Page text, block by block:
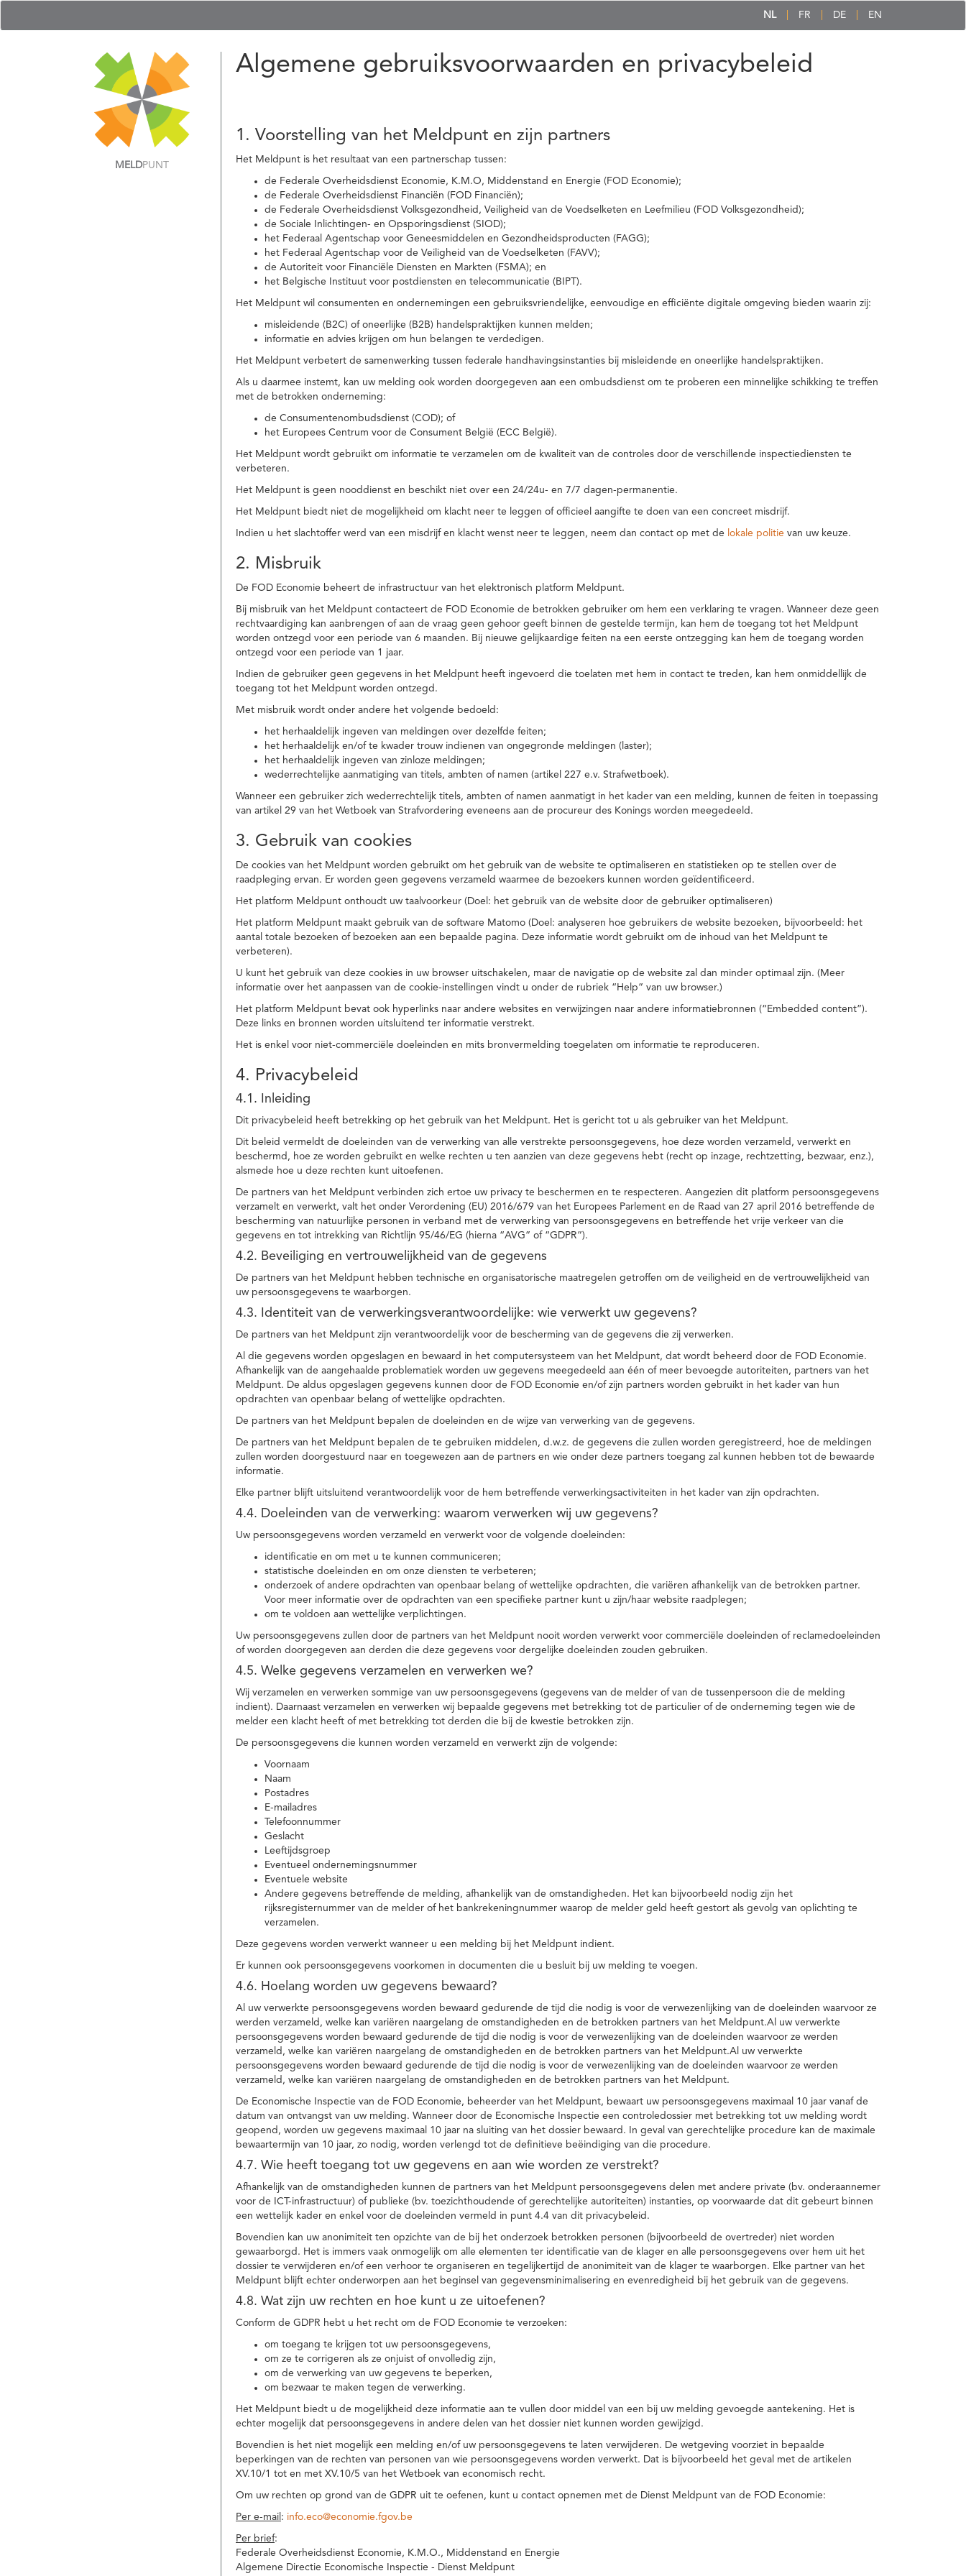
NL FR DE EN
MELDPUNT
Algemene gebruiksvoorwaarden en privacybeleid
1. Voorstelling van het Meldpunt en zijn partners
Het Meldpunt is het resultaat van een partnerschap tussen:
de Federale Overheidsdienst Economie, K.M.O, Middenstand en Energie (FOD Economie);
de Federale Overheidsdienst Financiën (FOD Financiën);
de Federale Overheidsdienst Volksgezondheid, Veiligheid van de Voedselketen en Leefmilieu (FOD Volksgezondheid);
de Sociale Inlichtingen- en Opsporingsdienst (SIOD);
het Federaal Agentschap voor Geneesmiddelen en Gezondheidsproducten (FAGG);
het Federaal Agentschap voor de Veiligheid van de Voedselketen (FAVV);
de Autoriteit voor Financiële Diensten en Markten (FSMA); en
het Belgische Instituut voor postdiensten en telecommunicatie (BIPT).
Het Meldpunt wil consumenten en ondernemingen een gebruiksvriendelijke, eenvoudige en efficiënte digitale omgeving bieden waarin zij:
misleidende (B2C) of oneerlijke (B2B) handelspraktijken kunnen melden;
informatie en advies krijgen om hun belangen te verdedigen.
Het Meldpunt verbetert de samenwerking tussen federale handhavingsinstanties bij misleidende en oneerlijke handelspraktijken.
Als u daarmee instemt, kan uw melding ook worden doorgegeven aan een ombudsdienst om te proberen een minnelijke schikking te treffen
met de betrokken onderneming:
de Consumentenombudsdienst (COD); of
het Europees Centrum voor de Consument België (ECC België).
Het Meldpunt wordt gebruikt om informatie te verzamelen om de kwaliteit van de controles door de verschillende inspectiediensten te
verbeteren.
Het Meldpunt is geen nooddienst en beschikt niet over een 24/24u- en 7/7 dagen-permanentie.
Het Meldpunt biedt niet de mogelijkheid om klacht neer te leggen of officieel aangifte te doen van een concreet misdrijf.
Indien u het slachtoffer werd van een misdrijf en klacht wenst neer te leggen, neem dan contact op met de lokale politie van uw keuze.
2. Misbruik
De FOD Economie beheert de infrastructuur van het elektronisch platform Meldpunt.
Bij misbruik van het Meldpunt contacteert de FOD Economie de betrokken gebruiker om hem een verklaring te vragen. Wanneer deze geen
rechtvaardiging kan aanbrengen of aan de vraag geen gehoor geeft binnen de gestelde termijn, kan hem de toegang tot het Meldpunt
worden ontzegd voor een periode van 6 maanden. Bij nieuwe gelijkaardige feiten na een eerste ontzegging kan hem de toegang worden
ontzegd voor een periode van 1 jaar.
Indien de gebruiker geen gegevens in het Meldpunt heeft ingevoerd die toelaten met hem in contact te treden, kan hem onmiddellijk de
toegang tot het Meldpunt worden ontzegd.
Met misbruik wordt onder andere het volgende bedoeld:
het herhaaldelijk ingeven van meldingen over dezelfde feiten;
het herhaaldelijk en/of te kwader trouw indienen van ongegronde meldingen (laster);
het herhaaldelijk ingeven van zinloze meldingen;
wederrechtelijke aanmatiging van titels, ambten of namen (artikel 227 e.v. Strafwetboek).
Wanneer een gebruiker zich wederrechtelijk titels, ambten of namen aanmatigt in het kader van een melding, kunnen de feiten in toepassing
van artikel 29 van het Wetboek van Strafvordering eveneens aan de procureur des Konings worden meegedeeld.
3. Gebruik van cookies
De cookies van het Meldpunt worden gebruikt om het gebruik van de website te optimaliseren en statistieken op te stellen over de
raadpleging ervan. Er worden geen gegevens verzameld waarmee de bezoekers kunnen worden geïdentificeerd.
Het platform Meldpunt onthoudt uw taalvoorkeur (Doel: het gebruik van de website door de gebruiker optimaliseren)
Het platform Meldpunt maakt gebruik van de software Matomo (Doel: analyseren hoe gebruikers de website bezoeken, bijvoorbeeld: het
aantal totale bezoeken of bezoeken aan een bepaalde pagina. Deze informatie wordt gebruikt om de inhoud van het Meldpunt te
verbeteren).
U kunt het gebruik van deze cookies in uw browser uitschakelen, maar de navigatie op de website zal dan minder optimaal zijn. (Meer
informatie over het aanpassen van de cookie-instellingen vindt u onder de rubriek “Help” van uw browser.)
Het platform Meldpunt bevat ook hyperlinks naar andere websites en verwijzingen naar andere informatiebronnen (“Embedded content”).
Deze links en bronnen worden uitsluitend ter informatie verstrekt.
Het is enkel voor niet-commerciële doeleinden en mits bronvermelding toegelaten om informatie te reproduceren.
4. Privacybeleid
4.1. Inleiding
Dit privacybeleid heeft betrekking op het gebruik van het Meldpunt. Het is gericht tot u als gebruiker van het Meldpunt.
Dit beleid vermeldt de doeleinden van de verwerking van alle verstrekte persoonsgegevens, hoe deze worden verzameld, verwerkt en
beschermd, hoe ze worden gebruikt en welke rechten u ten aanzien van deze gegevens hebt (recht op inzage, rechtzetting, bezwaar, enz.),
alsmede hoe u deze rechten kunt uitoefenen.
De partners van het Meldpunt verbinden zich ertoe uw privacy te beschermen en te respecteren. Aangezien dit platform persoonsgegevens
verzamelt en verwerkt, valt het onder Verordening (EU) 2016/679 van het Europees Parlement en de Raad van 27 april 2016 betreffende de
bescherming van natuurlijke personen in verband met de verwerking van persoonsgegevens en betreffende het vrije verkeer van die
gegevens en tot intrekking van Richtlijn 95/46/EG (hierna “AVG” of “GDPR”).
4.2. Beveiliging en vertrouwelijkheid van de gegevens
De partners van het Meldpunt hebben technische en organisatorische maatregelen getroffen om de veiligheid en de vertrouwelijkheid van
uw persoonsgegevens te waarborgen.
4.3. Identiteit van de verwerkingsverantwoordelijke: wie verwerkt uw gegevens?
De partners van het Meldpunt zijn verantwoordelijk voor de bescherming van de gegevens die zij verwerken.
Al die gegevens worden opgeslagen en bewaard in het computersysteem van het Meldpunt, dat wordt beheerd door de FOD Economie.
Afhankelijk van de aangehaalde problematiek worden uw gegevens meegedeeld aan één of meer bevoegde autoriteiten, partners van het
Meldpunt. De aldus opgeslagen gegevens kunnen door de FOD Economie en/of zijn partners worden gebruikt in het kader van hun
opdrachten van openbaar belang of wettelijke opdrachten.
De partners van het Meldpunt bepalen de doeleinden en de wijze van verwerking van de gegevens.
De partners van het Meldpunt bepalen de te gebruiken middelen, d.w.z. de gegevens die zullen worden geregistreerd, hoe de meldingen
zullen worden doorgestuurd naar en toegewezen aan de partners en wie onder deze partners toegang zal kunnen hebben tot de bewaarde
informatie.
Elke partner blijft uitsluitend verantwoordelijk voor de hem betreffende verwerkingsactiviteiten in het kader van zijn opdrachten.
4.4. Doeleinden van de verwerking: waarom verwerken wij uw gegevens?
Uw persoonsgegevens worden verzameld en verwerkt voor de volgende doeleinden:
identificatie en om met u te kunnen communiceren;
statistische doeleinden en om onze diensten te verbeteren;
onderzoek of andere opdrachten van openbaar belang of wettelijke opdrachten, die variëren afhankelijk van de betrokken partner.
Voor meer informatie over de opdrachten van een specifieke partner kunt u zijn/haar website raadplegen;
om te voldoen aan wettelijke verplichtingen.
Uw persoonsgegevens zullen door de partners van het Meldpunt nooit worden verwerkt voor commerciële doeleinden of reclamedoeleinden
of worden doorgegeven aan derden die deze gegevens voor dergelijke doeleinden zouden gebruiken.
4.5. Welke gegevens verzamelen en verwerken we?
Wij verzamelen en verwerken sommige van uw persoonsgegevens (gegevens van de melder of van de tussenpersoon die de melding
indient). Daarnaast verzamelen en verwerken wij bepaalde gegevens met betrekking tot de particulier of de onderneming tegen wie de
melder een klacht heeft of met betrekking tot derden die bij de kwestie betrokken zijn.
De persoonsgegevens die kunnen worden verzameld en verwerkt zijn de volgende:
Voornaam
Naam
Postadres
E-mailadres
Telefoonnummer
Geslacht
Leeftijdsgroep
Eventueel ondernemingsnummer
Eventuele website
Andere gegevens betreffende de melding, afhankelijk van de omstandigheden. Het kan bijvoorbeeld nodig zijn het
rijksregisternummer van de melder of het bankrekeningnummer waarop de melder geld heeft gestort als gevolg van oplichting te
verzamelen.
Deze gegevens worden verwerkt wanneer u een melding bij het Meldpunt indient.
Er kunnen ook persoonsgegevens voorkomen in documenten die u besluit bij uw melding te voegen.
4.6. Hoelang worden uw gegevens bewaard?
Al uw verwerkte persoonsgegevens worden bewaard gedurende de tijd die nodig is voor de verwezenlijking van de doeleinden waarvoor ze
werden verzameld, welke kan variëren naargelang de omstandigheden en de betrokken partners van het Meldpunt.Al uw verwerkte
persoonsgegevens worden bewaard gedurende de tijd die nodig is voor de verwezenlijking van de doeleinden waarvoor ze werden
verzameld, welke kan variëren naargelang de omstandigheden en de betrokken partners van het Meldpunt.Al uw verwerkte
persoonsgegevens worden bewaard gedurende de tijd die nodig is voor de verwezenlijking van de doeleinden waarvoor ze werden
verzameld, welke kan variëren naargelang de omstandigheden en de betrokken partners van het Meldpunt.
De Economische Inspectie van de FOD Economie, beheerder van het Meldpunt, bewaart uw persoonsgegevens maximaal 10 jaar vanaf de
datum van ontvangst van uw melding. Wanneer door de Economische Inspectie een controledossier met betrekking tot uw melding wordt
geopend, worden uw gegevens maximaal 10 jaar na sluiting van het dossier bewaard. In geval van gerechtelijke procedure kan de maximale
bewaartermijn van 10 jaar, zo nodig, worden verlengd tot de definitieve beëindiging van die procedure.
4.7. Wie heeft toegang tot uw gegevens en aan wie worden ze verstrekt?
Afhankelijk van de omstandigheden kunnen de partners van het Meldpunt persoonsgegevens delen met andere private (bv. onderaannemer
voor de ICT-infrastructuur) of publieke (bv. toezichthoudende of gerechtelijke autoriteiten) instanties, op voorwaarde dat dit gebeurt binnen
een wettelijk kader en enkel voor de doeleinden vermeld in punt 4.4 van dit privacybeleid.
Bovendien kan uw anonimiteit ten opzichte van de bij het onderzoek betrokken personen (bijvoorbeeld de overtreder) niet worden
gewaarborgd. Het is immers vaak onmogelijk om alle elementen ter identificatie van de klager en alle persoonsgegevens over hem uit het
dossier te verwijderen en/of een verhoor te organiseren en tegelijkertijd de anonimiteit van de klager te waarborgen. Elke partner van het
Meldpunt blijft echter onderworpen aan het beginsel van gegevensminimalisering en evenredigheid bij het gebruik van de gegevens.
4.8. Wat zijn uw rechten en hoe kunt u ze uitoefenen?
Conform de GDPR hebt u het recht om de FOD Economie te verzoeken:
om toegang te krijgen tot uw persoonsgegevens,
om ze te corrigeren als ze onjuist of onvolledig zijn,
om de verwerking van uw gegevens te beperken,
om bezwaar te maken tegen de verwerking.
Het Meldpunt biedt u de mogelijkheid deze informatie aan te vullen door middel van een bij uw melding gevoegde aantekening. Het is
echter mogelijk dat persoonsgegevens in andere delen van het dossier niet kunnen worden gewijzigd.
Bovendien is het niet mogelijk een melding en/of uw persoonsgegevens te laten verwijderen. De wetgeving voorziet in bepaalde
beperkingen van de rechten van personen van wie persoonsgegevens worden verwerkt. Dat is bijvoorbeeld het geval met de artikelen
XV.10/1 tot en met XV.10/5 van het Wetboek van economisch recht.
Om uw rechten op grond van de GDPR uit te oefenen, kunt u contact opnemen met de Dienst Meldpunt van de FOD Economie:
Per e-mail : info.eco@economie.fgov.be
Per brief:
Federale Overheidsdienst Economie, K.M.O., Middenstand en Energie
Algemene Directie Economische Inspectie - Dienst Meldpunt